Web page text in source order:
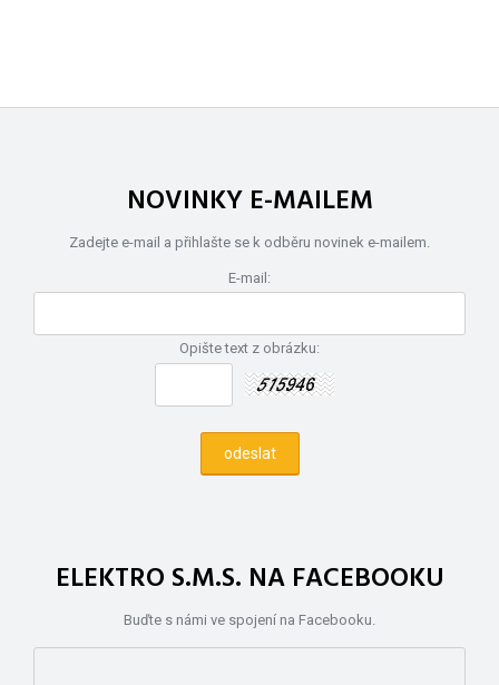
NOVINKY E-MAILEM
Zadejte e-mail a přihlašte se k odběru novinek e-mailem.
E-mail:
Opište text z obrázku:
ELEKTRO S.M.S. NA FACEBOOKU
Buďte s námi ve spojení na Facebooku.